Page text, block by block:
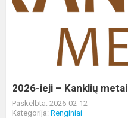
–
2026-ieji – Kanklių metai
Paskelbta: 2026-02-12
Kategorija: Renginiai